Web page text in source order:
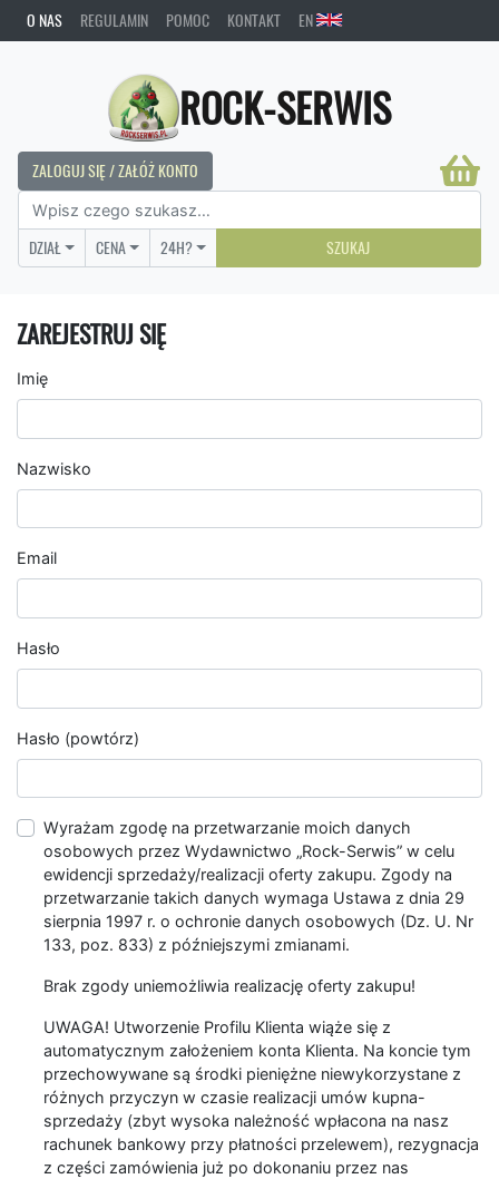
O NAS REGULAMIN POMOC KONTAKT EN
ROCK-SERWIS
ZALOGUJ SIĘ / ZAŁÓŻ KONTO
DZIAŁ CENA 24H? SZUKAJ
ZAREJESTRUJ SIĘ
Imię
Nazwisko
Email
Hasło
Hasło (powtórz)
Wyrażam zgodę na przetwarzanie moich danych
osobowych przez Wydawnictwo „Rock-Serwis” w celu
ewidencji sprzedaży/realizacji oferty zakupu. Zgody na
przetwarzanie takich danych wymaga Ustawa z dnia 29
sierpnia 1997 r. o ochronie danych osobowych (Dz. U. Nr
133, poz. 833) z późniejszymi zmianami.
Brak zgody uniemożliwia realizację oferty zakupu!
UWAGA! Utworzenie Profilu Klienta wiąże się z
automatycznym założeniem konta Klienta. Na koncie tym
przechowywane są środki pieniężne niewykorzystane z
różnych przyczyn w czasie realizacji umów kupna-
sprzedaży (zbyt wysoka należność wpłacona na nasz
rachunek bankowy przy płatności przelewem), rezygnacja
z części zamówienia już po dokonaniu przez nas